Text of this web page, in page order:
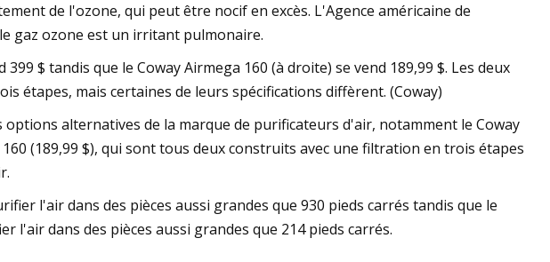
de l'ozone, qui peut être nocif en excès. L'Agence américaine de
gaz ozone est un irritant pulmonaire.
399 $ tandis que le Coway Airmega 160 (à droite) se vend 189,99 $. Les deux
étapes, mais certaines de leurs spécifications diffèrent. (Coway)
alternatives de la marque de purificateurs d'air, notamment le Coway
(189,99 $), qui sont tous deux construits avec une filtration en trois étapes
l'air dans des pièces aussi grandes que 930 pieds carrés tandis que le
l'air dans des pièces aussi grandes que 214 pieds carrés.